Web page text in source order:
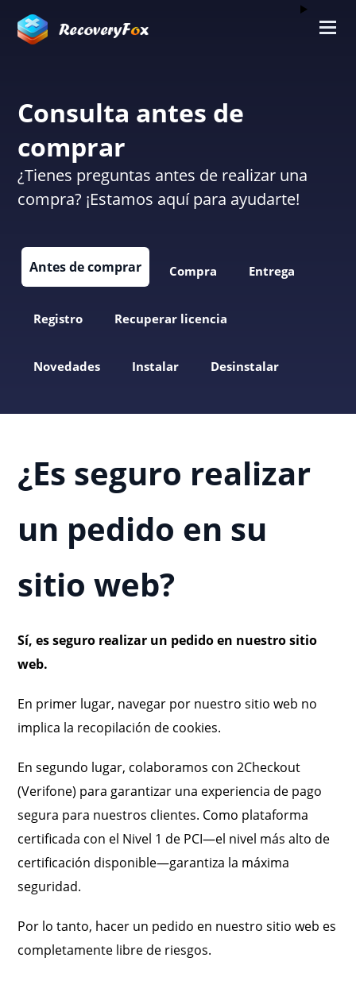
Consulta antes de
comprar
¿Tienes preguntas antes de realizar una
compra? ¡Estamos aquí para ayudarte!
Antes de comprar Compra Entrega
Registro Recuperar licencia
Novedades Instalar Desinstalar
¿Es seguro realizar
un pedido en su
sitio web?
Sí, es seguro realizar un pedido en nuestro sitio
web.
En primer lugar, navegar por nuestro sitio web no
implica la recopilación de cookies.
En segundo lugar, colaboramos con 2Checkout
(Verifone) para garantizar una experiencia de pago
segura para nuestros clientes. Como plataforma
certificada con el Nivel 1 de PCI—el nivel más alto de
certificación disponible—garantiza la máxima
seguridad.
Por lo tanto, hacer un pedido en nuestro sitio web es
completamente libre de riesgos.